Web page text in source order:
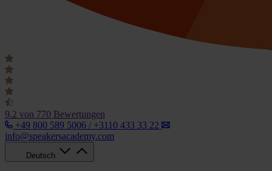
9.2 von 770 Bewertungen
+49 800 589 5006 / +3110 433 33 22
info@speakersacademy.com
Deutsch